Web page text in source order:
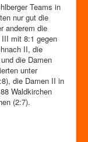
Teams in
nur gut die
anderem die
mit 8:1 gegen
II, die
die Damen
unter
die Damen II in
Waldkirchen
(2:7).